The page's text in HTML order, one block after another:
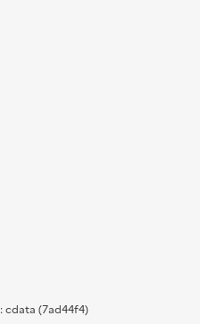
cdata (7ad44f4)